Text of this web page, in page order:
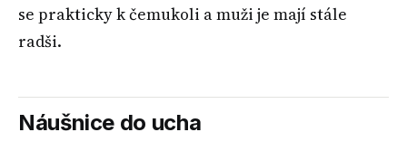
se prakticky k čemukoli a muži je mají stále
radši.
Náušnice do ucha